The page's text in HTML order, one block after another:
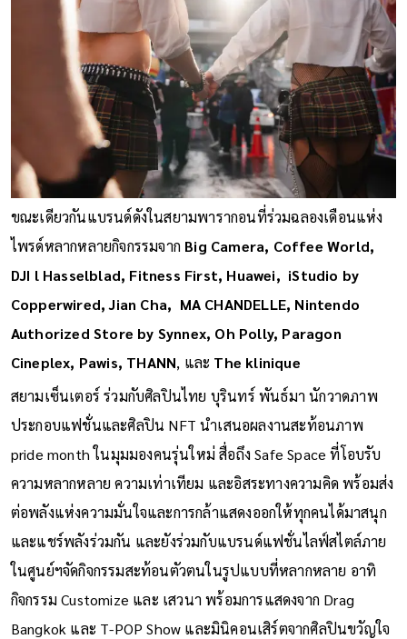
ขณะเดียวกันแบรนด์ดังในสยามพารากอนที่ร่วมฉลองเดือนแห่ง
ไพรด์หลากหลายกิจกรรมจาก Big Camera, Coffee World,
DJI l Hasselblad, Fitness First, Huawei, iStudio by
Copperwired, Jian Cha, MA CHANDELLE, Nintendo
Authorized Store by Synnex, Oh Polly, Paragon
Cineplex, Pawis, THANN, และ The klinique
สยามเซ็นเตอร์ ร่วมกับศิลปินไทย บุรินทร์ พันธ์มา นักวาดภาพ
ประกอบแฟชั่นและศิลปิน NFT นำเสนอผลงานสะท้อนภาพ
pride month ในมุมมองคนรุ่นใหม่ สื่อถึง Safe Space ที่โอบรับ
ความหลากหลาย ความเท่าเทียม และอิสระทางความคิด พร้อมส่ง
ต่อพลังแห่งความมั่นใจและการกล้าแสดงออกให้ทุกคนได้มาสนุก
และแชร์พลังร่วมกัน และยังร่วมกับแบรนด์แฟชั่นไลฟ์สไตล์ภาย
ในศูนย์ฯจัดกิจกรรมสะท้อนตัวตนในรูปแบบที่หลากหลาย อาทิ
กิจกรรม Customize และ เสวนา พร้อมการแสดงจาก Drag
Bangkok และ T-POP Show และมินิคอนเสิร์ตจากศิลปินขวัญใจ